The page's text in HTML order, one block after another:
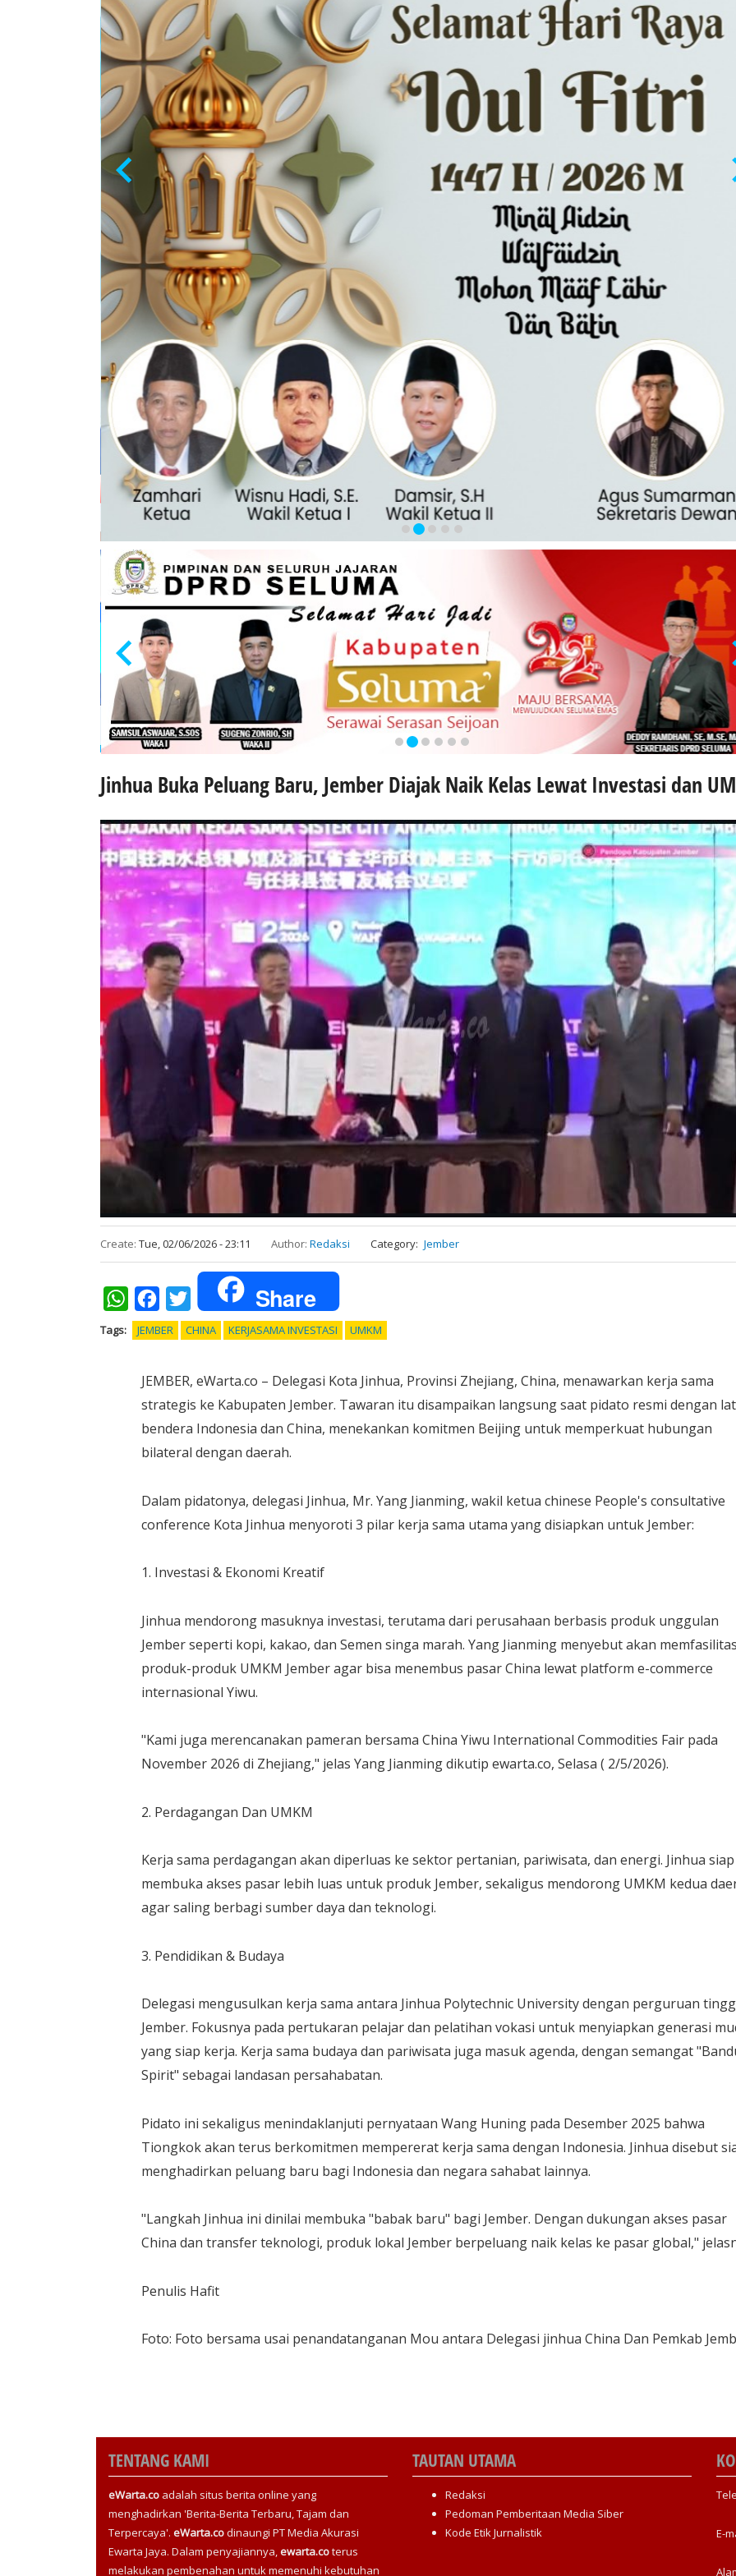
Jinhua Buka Peluang Baru, Jember Diajak Naik Kelas Lewat Investasi dan
Create: Tue, 02/06/2026 - 23:11 Author: Redaksi Category Jember
WhatsAppFacebookTwitter Share
Tags JEMBER CHINA KERJASAMA INVESTASI UMKM
JEMBER, eWarta.co – Delegasi Kota Jinhua, Provinsi Zhejiang, China, menawarkan kerja sama
strategis ke Kabupaten Jember. Tawaran itu disampaikan langsung saat pidato resmi dengan
bendera Indonesia dan China, menekankan komitmen Beijing untuk memperkuat hubungan
bilateral dengan daerah.
Dalam pidatonya, delegasi Jinhua, Mr. Yang Jianming, wakil ketua chinese People's consultative
conference Kota Jinhua menyoroti 3 pilar kerja sama utama yang disiapkan untuk Jember:
1. Investasi & Ekonomi Kreatif
Jinhua mendorong masuknya investasi, terutama dari perusahaan berbasis produk unggulan
Jember seperti kopi, kakao, dan Semen singa marah. Yang Jianming menyebut akan
produk-produk UMKM Jember agar bisa menembus pasar China lewat platform e-commerce
internasional Yiwu.
"Kami juga merencanakan pameran bersama China Yiwu International Commodities Fair pada
November 2026 di Zhejiang," jelas Yang Jianming dikutip ewarta.co, Selasa ( 2/5/2026).
2. Perdagangan Dan UMKM
Kerja sama perdagangan akan diperluas ke sektor pertanian, pariwisata, dan energi. Jinhua siap
membuka akses pasar lebih luas untuk produk Jember, sekaligus mendorong UMKM kedua
agar saling berbagi sumber daya dan teknologi.
3. Pendidikan & Budaya
Delegasi mengusulkan kerja sama antara Jinhua Polytechnic University dengan perguruan
Jember. Fokusnya pada pertukaran pelajar dan pelatihan vokasi untuk menyiapkan generasi
yang siap kerja. Kerja sama budaya dan pariwisata juga masuk agenda, dengan semangat
Spirit" sebagai landasan persahabatan.
Pidato ini sekaligus menindaklanjuti pernyataan Wang Huning pada Desember 2025 bahwa
Tiongkok akan terus berkomitmen mempererat kerja sama dengan Indonesia. Jinhua disebut
menghadirkan peluang baru bagi Indonesia dan negara sahabat lainnya.
"Langkah Jinhua ini dinilai membuka "babak baru" bagi Jember. Dengan dukungan akses pasar
China dan transfer teknologi, produk lokal Jember berpeluang naik kelas ke pasar global,"
Penulis Hafit
Foto: Foto bersama usai penandatanganan Mou antara Delegasi jinhua China Dan Pemkab
TENTANG KAMI
eWarta.co adalah situs berita online yang
menghadirkan 'Berita-Berita Terbaru, Tajam dan
Terpercaya'. eWarta.codinaungi PT Media Akurasi
Ewarta Jaya. Dalam penyajiannya,ewarta.coterus
melakukan pembenahan untuk memenuhi kebutuhan
TAUTAN UTAMA
Redaksi
Pedoman Pemberitaan Media Siber
Kode Etik Jurnalistik
E-